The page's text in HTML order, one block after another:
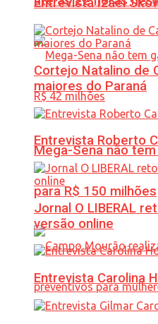
Mega-Sena não
para R$ 150 milhões
Cortejo Natalino de
maiores do Paraná
Entrevista Roberto
Jornal O LIBERAL
versão online
Entrevista Carolina